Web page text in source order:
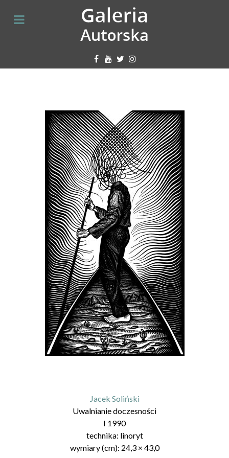
Jacek Soliński
Uwalnianie doczesności
I 1990
technika: linoryt
wymiary (cm): 24,3× 43,0